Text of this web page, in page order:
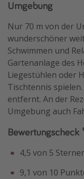
Umgebung
Nur 70 m von der
wunderschöner
Schwimmen und
Gartenanlage des
Liegestühlen oder
Tischtennis
entfernt. An der
Umgebung auch
Bewertungscheck
4,5 von 5
9,1 von 10